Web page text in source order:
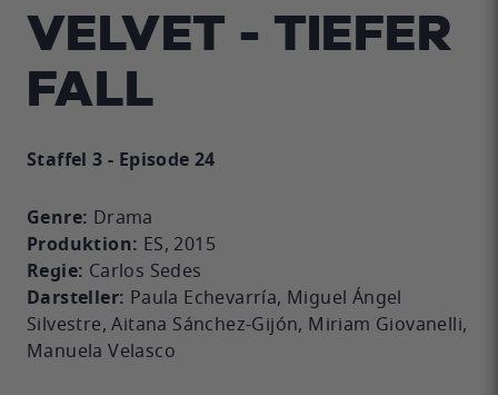
VELVET - TIEFER
FALL
Staffel 3 - Episode 24
Genre: Drama
Produktion: ES, 2015
Regie: Carlos Sedes
Darsteller: Paula Echevarría, Miguel Ángel
Silvestre, Aitana Sánchez-Gijón, Miriam Giovanelli,
Manuela Velasco